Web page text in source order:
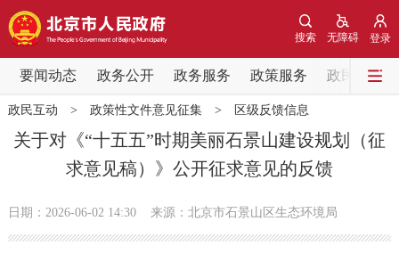
登录
无障碍
搜索
要闻动态 政务公开 政务服务 政策服务 政民互动
要闻动态
党中央精神 国务院信息 中央部委动态
北京要闻 会议信息 部门动态
政民互动 > 政策性文件意见征集> 区级反馈信息
关于对《“十五五”时期美丽石景山建设规划（征
求意见稿）》公开征求意见的反馈
日期：2026-06-02 14:30 来源：北京市石景山区生态环境局